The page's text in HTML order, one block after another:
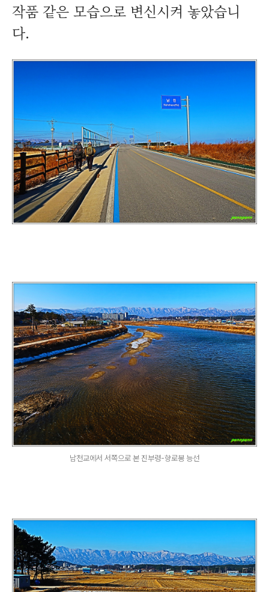
작품 같은 모습으로 변신시켜 놓았습니
다.
남천교에서 서쪽으로 본 진부령-향로봉 능선